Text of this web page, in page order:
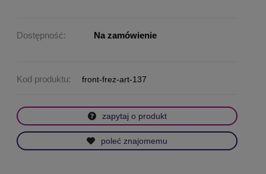
Dostępność: Na zamówienie
Kod produktu: front-frez-art-137
zapytaj o produkt
poleć znajomemu